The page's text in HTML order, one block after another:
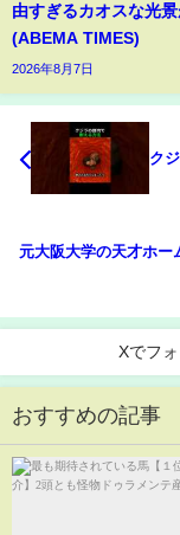
由すぎるカオスな光
(ABEMA TIMES)
2026年8月7日
ク
元大阪大学の天才ホー
Xでフ
おすすめの記事